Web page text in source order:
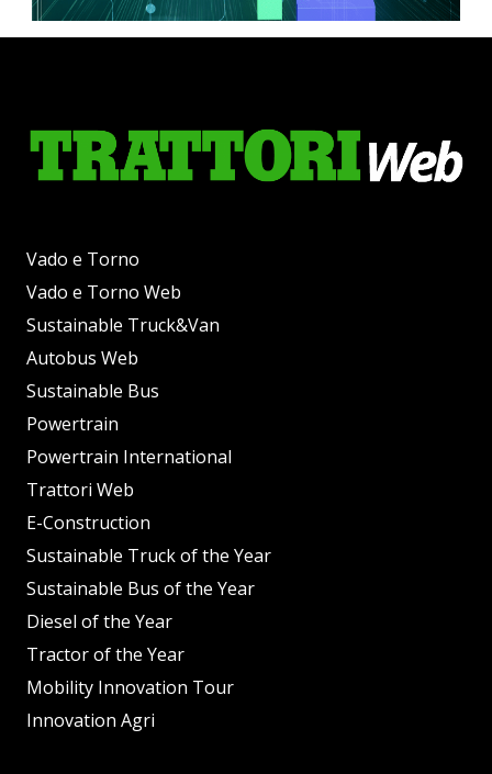
Vado e Torno
Vado e Torno Web
Sustainable Truck&Van
Autobus Web
Sustainable Bus
Powertrain
Powertrain International
Trattori Web
E-Construction
Sustainable Truck of the Year
Sustainable Bus of the Year
Diesel of the Year
Tractor of the Year
Mobility Innovation Tour
Innovation Agri